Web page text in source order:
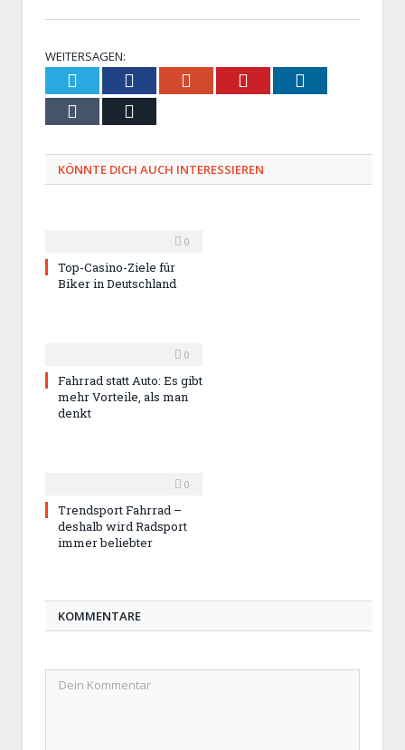
WEITERSAGEN:
Twitter Facebook Google+ Pinterest
Tumblr
KÖNNTE DICH AUCH INTERESSIEREN
0
Top-Casino-Ziele für
Biker in Deutschland
0
Fahrrad statt Auto: Es gibt
mehr Vorteile, als man
denkt
0
Trendsport Fahrrad –
deshalb wird Radsport
immer beliebter
KOMMENTARE